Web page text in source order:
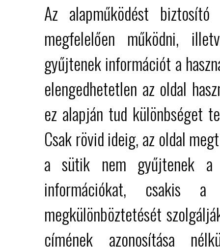
Az alapműködést
megfelelően működni,
gyűjtenek információt a
elengedhetetlen az oldal
ez alapján tud különbséget
Csak rövid ideig, az oldal
a sütik nem gyűjtenek a
információkat, csakis
megkülönböztetését
címének azonosítása